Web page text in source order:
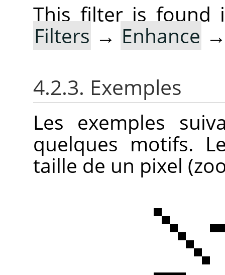
This filter is found
Filters → Enhance
4.2.3. Exemples
Les exemples
quelques motifs.
taille de un pixel